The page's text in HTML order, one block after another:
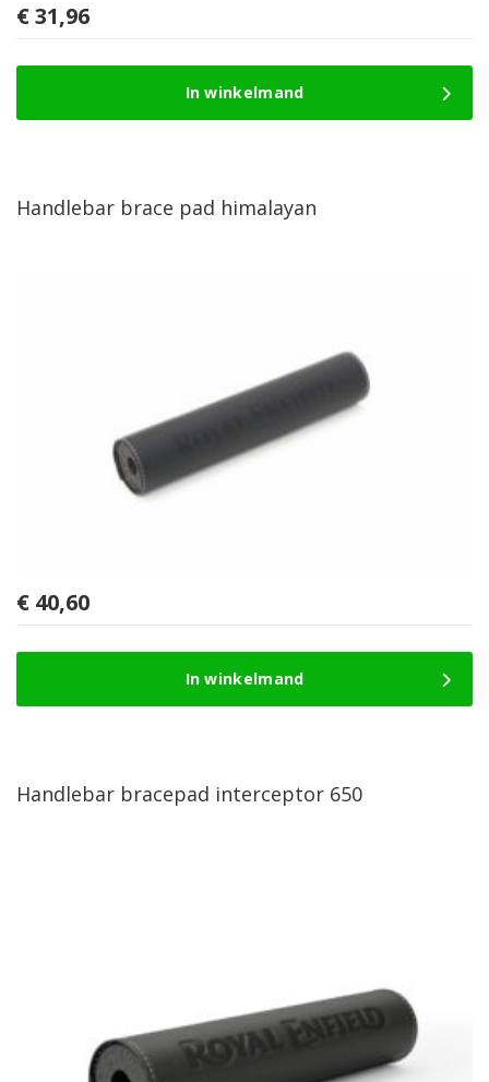
€31,96
In winkelmand
Handlebar brace pad himalayan
€ 40,60
In winkelmand
Handlebar bracepad interceptor 650